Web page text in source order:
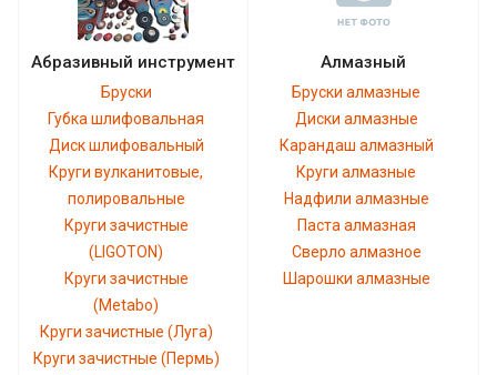
Абразивный инструмент
Бруски
Губка шлифовальная
Диск шлифовальный
Круги вулканитовые,
полировальные
Круги зачистные
(LIGOTON)
Круги зачистные
(Metabo)
Круги зачистные (Луга)
Круги зачистные (Пермь)
Алмазный
Бруски алмазные
Диски алмазные
Карандаш алмазный
Круги алмазные
Надфили алмазные
Паста алмазная
Сверло алмазное
Шарошки алмазные